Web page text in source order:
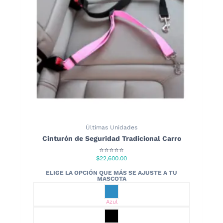
elegir
en
la
página
Últimas Unidades
Cinturón de Seguridad Tradicional Carro
⭐⭐⭐⭐⭐
$22,600.00
Azul